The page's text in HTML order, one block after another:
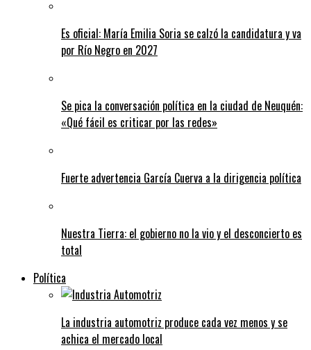
Es oficial: María Emilia Soria se calzó la candidatura y va
por Río Negro en 2027
Se pica la conversación política en la ciudad de Neuquén:
«Qué fácil es criticar por las redes»
Fuerte advertencia García Cuerva a la dirigencia política
Nuestra Tierra: el gobierno no la vio y el desconcierto es
total
Política
La industria automotriz produce cada vez menos y se
achica el mercado local